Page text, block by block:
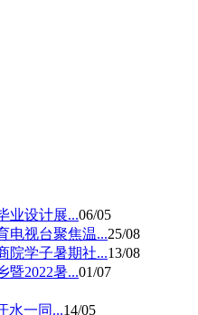
业设计展...06/05
电视台聚焦温...25/08
院学子暑期社...13/08
暨2022暑...01/07
水一同...14/05